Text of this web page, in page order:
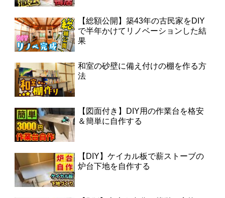
【総額公開】築43年の古民家をDIY
で半年かけてリノベーションした結
果
和室の砂壁に備え付けの棚を作る方
法
【図面付き】DIY用の作業台を格安
＆簡単に自作する
【DIY】ケイカル板で薪ストーブの
炉台下地を自作する